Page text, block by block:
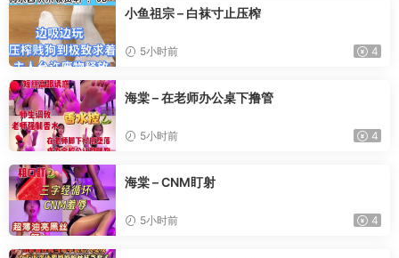
小鱼祖宗 – 白袜寸止压榨
5小时前 4
海棠 – 在老师办公桌下撸管
5小时前 4
海棠 – CNM盯射
5小时前 4